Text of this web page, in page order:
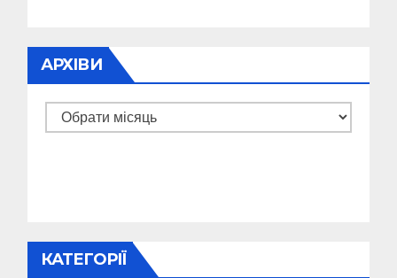
АРХІВИ
Архіви
КАТЕГОРІЇ